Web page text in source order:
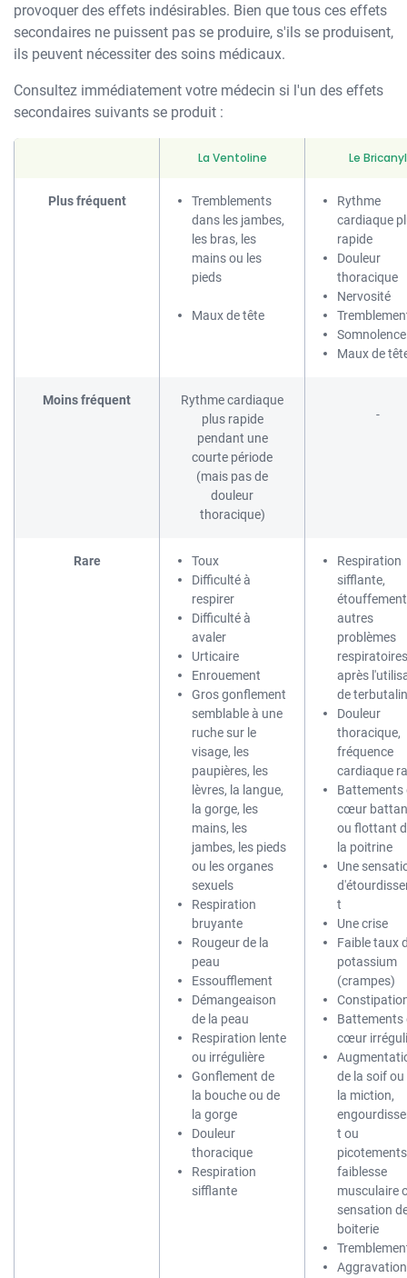
provoquer des effets indésirables. Bien que tous ces effets
secondaires ne puissent pas se produire, s'ils se produisent,
ils peuvent nécessiter des soins médicaux.
Consultez immédiatement votre médecin si l'un des effets
secondaires suivants se produit :
La Ventoline Le Bricanyl
Plus fréquent
Tremblements
dans les jambes,
les bras, les
mains ou les
pieds
Maux de tête
Rythme
cardiaque
rapide
Douleur
thoracique
Nervosité
Somnolence
Maux de
Moins fréquent
Rythme cardiaque
plus rapide
pendant une
courte période
(mais pas de
douleur
thoracique)
-
Rare
Toux
Difficulté à
respirer
Difficulté à
avaler
Urticaire
Enrouement
Gros gonflement
semblable à une
ruche sur le
visage, les
paupières, les
lèvres, la langue,
la gorge, les
mains, les
jambes, les pieds
ou les organes
sexuels
Respiration
bruyante
Rougeur de la
peau
Essoufflement
Démangeaison
de la peau
Respiration lente
ou irrégulière
Gonflement de
la bouche ou de
la gorge
Douleur
thoracique
Respiration
sifflante
Respiration
sifflante,
autres
problèmes
respiratoires
après
de
Douleur
thoracique,
fréquence
cardiaque
Battements
cœur
ou flottant
la poitrine
Une
t
Une crise
Faible taux
potassium
(crampes)
Battements
cœur
de la soif ou
la miction,
t ou
faiblesse
musculaire
sensation
boiterie